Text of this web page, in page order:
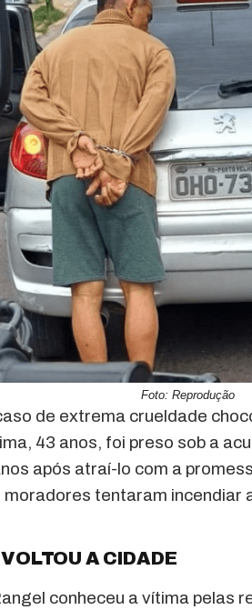
Foto: Reprodução
de extrema crueldade
43 anos, foi preso sob a
após atraí-lo com a
tentaram incendiar
A CIDADE
conheceu a vítima pelas